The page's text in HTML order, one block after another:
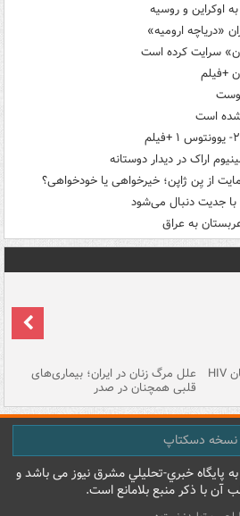
اوکراین و روسیه
«دریاچه ارومیه»
سرایت کرده است
+فیلم
است
اراک در دیدار دوستانه
از یِن ژاپن؛ خیرخواهی یا خودخواهی؟
با جدیت دنبال می‌شود
به عراق
قرص آزمایشی که می‌تواند درمان HIV علل مرگ زنان در ایران؛ بیماری‌های
قلبی همچنان در صدر
نسخه دسکتاپ
پایگاه خبري-تحليلي مشرق نيوز می باشد و
آن با ذکر منبع بلامانع است.